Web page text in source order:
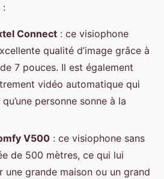
:
Connect : ce visiophone
qualité d’image grâce à
7 pouces. Il est également
vidéo automatique qui
personne sonne à la
V500 : ce visiophone sans
de 500 mètres, ce qui lui
une grande maison ou un grand